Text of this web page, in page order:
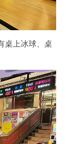
桌上冰球、桌